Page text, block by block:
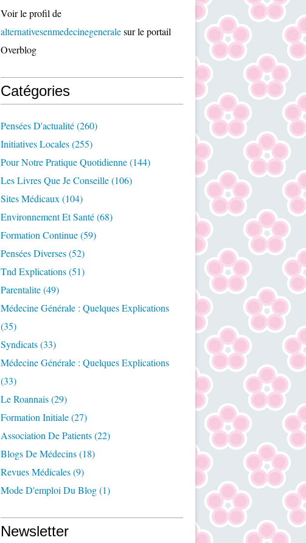
Voir le profil de
alternativesenmedecinegeneralesur le portail
Overblog
Catégories
Pensées D'actualité(260)
Initiatives Locales(255)
Pour Notre Pratique Quotidienne(144)
Les Livres Que Je Conseille(106)
Sites Médicaux (104)
Environnement Et Santé(68)
Formation Continue(59)
Pensées Diverses(52)
Tnd Explications(51)
Parentalite(49)
Médecine Générale : Quelques Explications
(35)
Syndicats(33)
Médecine Générale : Quelques Explications
(33)
Le Roannais(29)
Formation Initiale(27)
Association De Patients(22)
Blogs De Médecins(18)
Revues Médicales(9)
Mode D'emploi Du Blog(1)
Newsletter